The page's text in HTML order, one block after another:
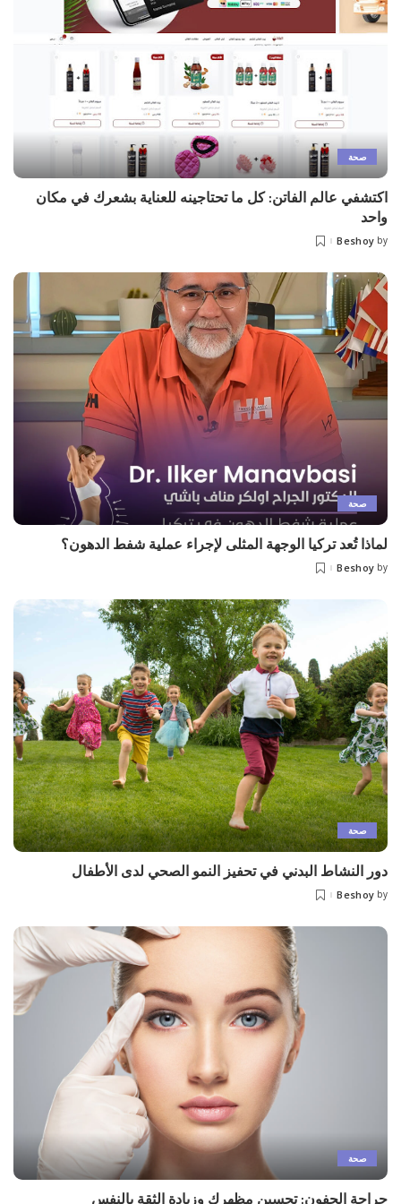
صحة
اكتشفي عالم الفاتن: كل ما تحتاجينه للعناية بشعرك في مكان
واحد
Posted
by
Beshoy
صحة
لماذا تُعد تركيا الوجهة المثلى لإجراء عملية شفط الدهون؟
Posted
by
Beshoy
صحة
دور النشاط البدني في تحفيز النمو الصحي لدى الأطفال
Posted
by
Beshoy
صحة
جراحة الجفون: تحسين مظهرك وزيادة الثقة بالنفس